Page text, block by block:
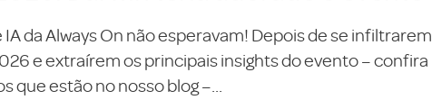
IA da Always On não esperavam! Depois de se infiltrarem
e extraírem os principais insights do evento – confira
que estão no nosso blog –...